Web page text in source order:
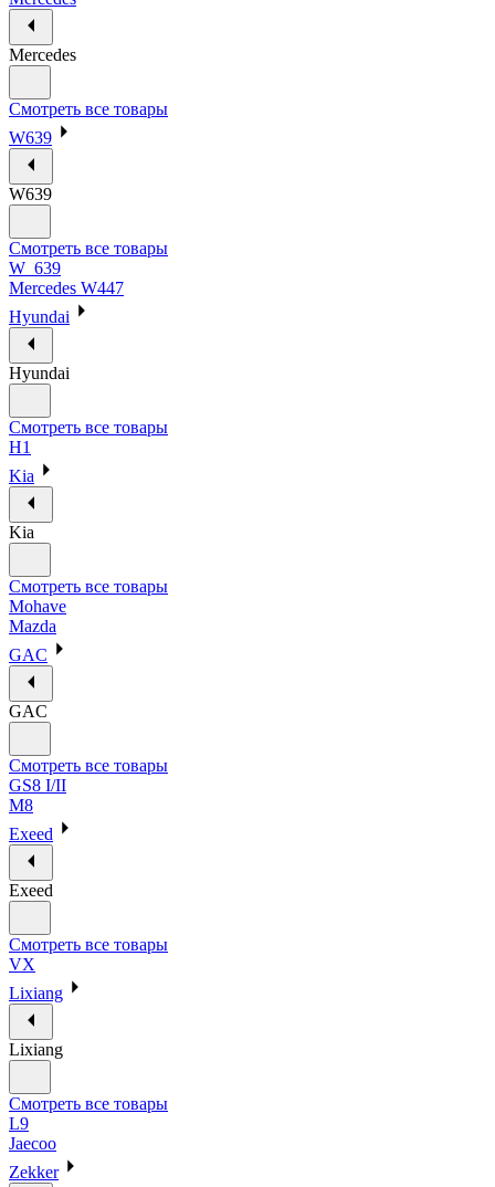
Mercedes
Смотреть все товары
W639
W639
Смотреть все товары
W_639
Mercedes W447
Hyundai
Hyundai
Смотреть все товары
H1
Kia
Kia
Смотреть все товары
Mohave
Mazda
GAC
GAC
Смотреть все товары
GS8 I/II
M8
Exeed
Exeed
Смотреть все товары
VX
Lixiang
Lixiang
Смотреть все товары
L9
Jaecoo
Zekker